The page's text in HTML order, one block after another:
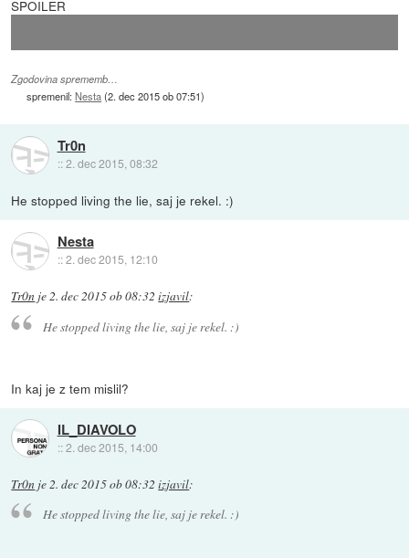
SPOILER
Zgodovina sprememb…
spremenil:Nesta(2. dec 2015 ob 07:51)
Tr0n
::2. dec 2015, 08:32
He stopped living the lie, saj je rekel. :)
Nesta
::2. dec 2015, 12:10
Tr0n je2. dec 2015 ob 08:32 izjavil:
He stopped living the lie, saj je rekel. :)
In kaj je z tem mislil?
IL_DIAVOLO
::2. dec 2015, 14:00
Tr0n je2. dec 2015 ob 08:32 izjavil:
He stopped living the lie, saj je rekel. :)